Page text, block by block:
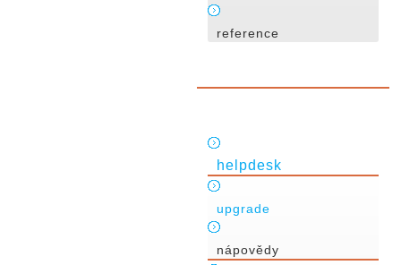
reference
helpdesk
upgrade
nápovědy